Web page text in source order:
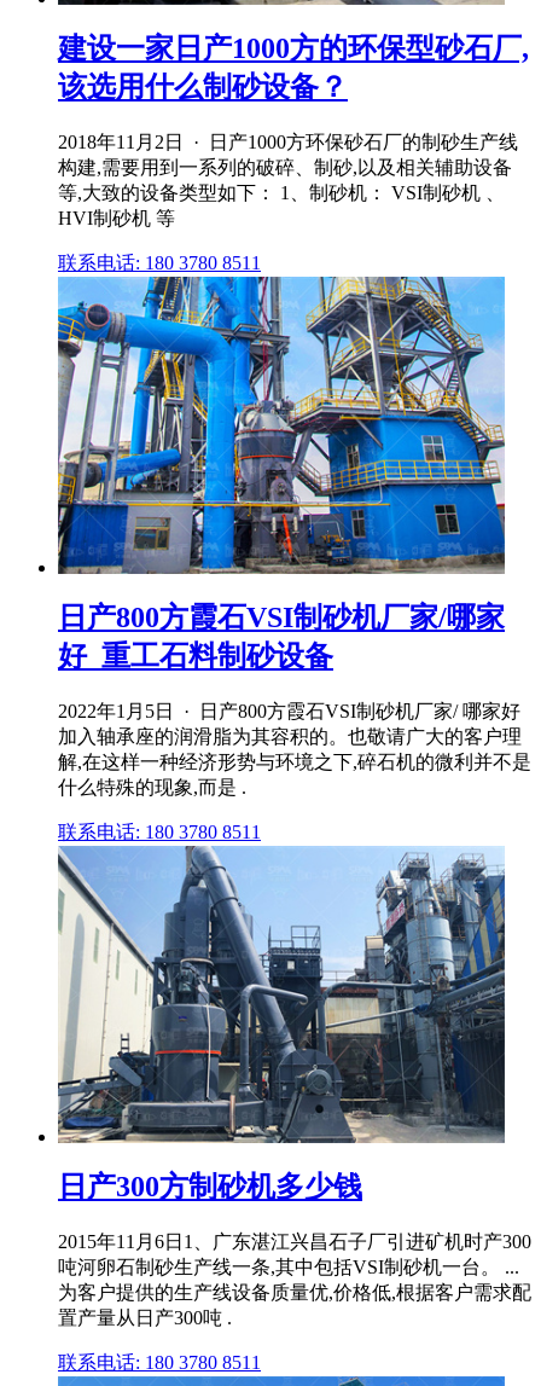
建设一家日产1000方的环保型砂石厂,
该选用什么制砂设备？
2018年11月2日 · 日产1000方环保砂石厂的制砂生产线
构建,需要用到一系列的破碎、制砂,以及相关辅助设备
等,大致的设备类型如下： 1、制砂机： VSI制砂机 、
HVI制砂机 等
联系电话: 180 3780 8511
日产800方霞石VSI制砂机厂家/哪家
好_重工石料制砂设备
2022年1月5日 · 日产800方霞石VSI制砂机厂家/ 哪家好
加入轴承座的润滑脂为其容积的。也敬请广大的客户理
解,在这样一种经济形势与环境之下,碎石机的微利并不是
什么特殊的现象,而是 .
联系电话: 180 3780 8511
日产300方制砂机多少钱
2015年11月6日1、广东湛江兴昌石子厂引进矿机时产300
吨河卵石制砂生产线一条,其中包括VSI制砂机一台。 ...
为客户提供的生产线设备质量优,价格低,根据客户需求配
置产量从日产300吨 .
联系电话: 180 3780 8511